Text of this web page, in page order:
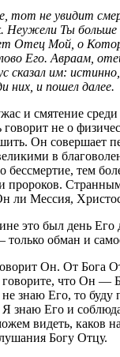
не увидит
Ты
Отец Мой, о
Его. Авраам,
сказал им:
них, и пошел далее.
и смятение
не о
Он совершает
в
тем
ли Мессия,
это был день
обман и
Он. От Бога
говорите, что Он
знаю Его, то
знаю Его и
видеть, каков
Богу Отцу.